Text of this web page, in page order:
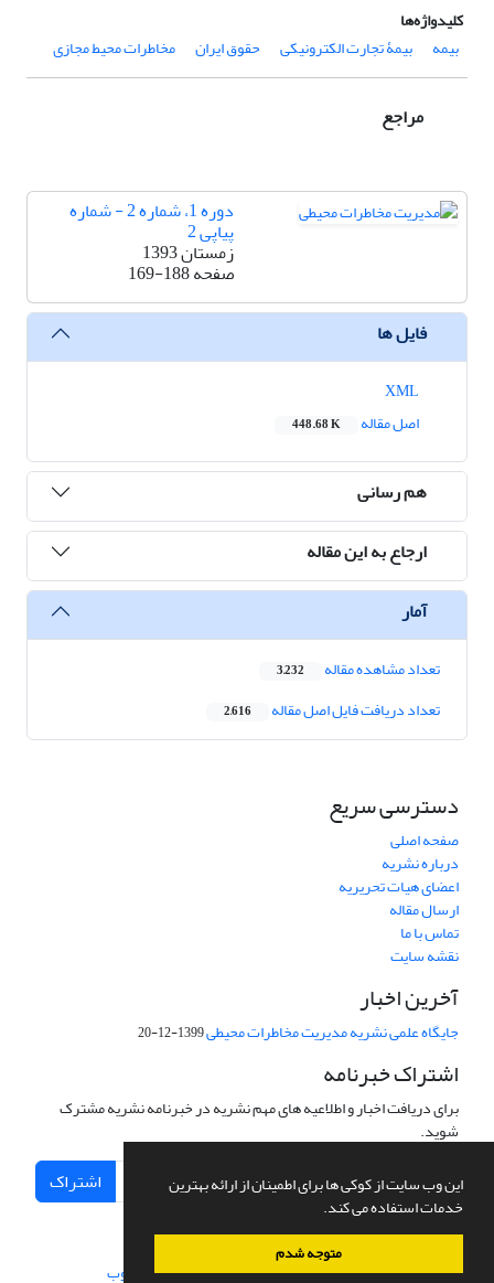
این وب سایت از کوکی ها برای اطمینان از ارائه بهترین
خدمات استفاده می کند.
متوجه شدم
کلیدواژه‌ها
بیمه
بیمۀ تجارت الکترونیکی حقوق ایران مخاطرات محیط مجازی
مراجع
دوره 1، شماره 2 - شماره
پیاپی 2
زمستان 1393
صفحه169-188
فایل ها
اصل مقاله
448.68 K
هم رسانی
ارجاع به این مقاله
آمار
تعداد مشاهده مقاله 3,232
تعداد دریافت فایل اصل مقاله 2,616
دسترسی سریع
صفحه اصلی
درباره نشریه
اعضای هیات تحریریه
ارسال مقاله
تماس با ما
نقشه سایت
آخرین اخبار
جایگاه علمی نشریه مدیریت مخاطرات محیطی1399-12-20
اشتراک خبرنامه
برای دریافت اخبار و اطلاعیه های مهم نشریه در خبرنامه نشریه مشترک
شوید.
اشتراک
سامانه مدیریت نشریات علمی.طراحی و پیاده سازی از سیناوب